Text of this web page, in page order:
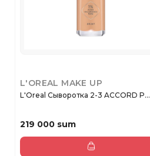
L'OREAL MAKE UP
L'Oreal Сыворотка 2-3 ACCORD P...
219 000 sum